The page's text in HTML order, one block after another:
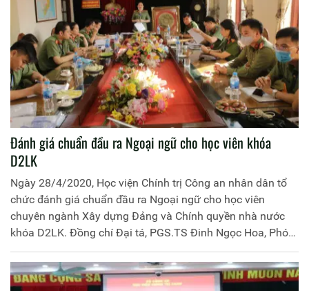
đồng nghiệm thu và đại diện lãnh đạo, giảng viên các khoa,
bộ môn thuộc Học viện.
Đánh giá chuẩn đầu ra Ngoại ngữ cho học viên khóa
D2LK
Ngày 28/4/2020, Học viện Chính trị Công an nhân dân tổ
chức đánh giá chuẩn đầu ra Ngoại ngữ cho học viên
chuyên ngành Xây dựng Đảng và Chính quyền nhà nước
khóa D2LK. Đồng chí Đại tá, PGS.TS Đinh Ngọc Hoa, Phó
Giám đốc Học viện là Chủ tịch Hội đồng đánh giá. Tham
gia Hội đồng đánh giá có đại diện lãnh đạo Phòng Quản lý
đào tạo, Phòng Khảo thí và đảm bảo chất lượng đào tạo,